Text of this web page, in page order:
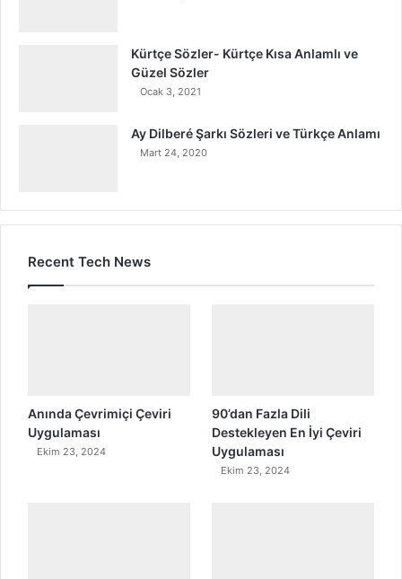
Kürtçe Sözler- Kürtçe Kısa Anlamlı ve
Güzel Sözler
Ocak 3, 2021
Ay Dilberé Şarkı Sözleri ve Türkçe Anlamı
Mart 24, 2020
Recent Tech News
Anında Çevrimiçi Çeviri
Uygulaması
Ekim 23, 2024
90’dan Fazla Dili
Destekleyen En İyi Çeviri
Uygulaması
Ekim 23, 2024